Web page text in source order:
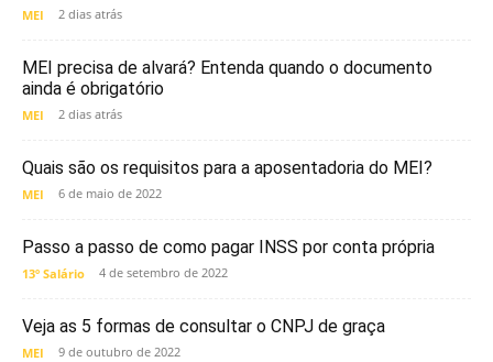
MEI 2 dias atrás
MEI precisa de alvará? Entenda quando o documento
ainda é obrigatório
MEI 2 dias atrás
Quais são os requisitos para a aposentadoria do MEI?
MEI 6 de maio de 2022
Passo a passo de como pagar INSS por conta própria
13º Salário 4 de setembro de 2022
Veja as 5 formas de consultar o CNPJ de graça
MEI 9 de outubro de 2022